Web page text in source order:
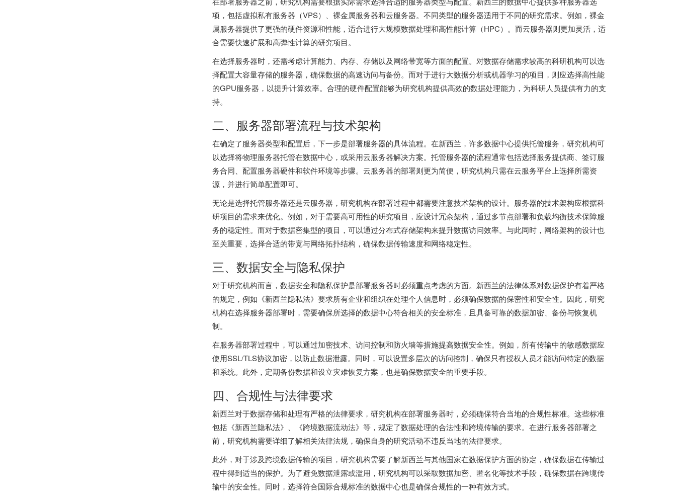
项，包括虚拟私有服务器（VPS）、裸金属服务器和云服务器。不同类型的服务器适用于不同的研究需求。例如，裸金
属服务器提供了更强的硬件资源和性能，适合进行大规模数据处理和高性能计算（HPC）。而云服务器则更加灵活，适
合需要快速扩展和高弹性计算的研究项目。
在选择服务器时，还需考虑计算能力、内存、存储以及网络带宽等方面的配置。对数据存储需求较高的科研机构可以选
择配置大容量存储的服务器，确保数据的高速访问与备份。而对于进行大数据分析或机器学习的项目，则应选择高性能
的GPU服务器，以提升计算效率。合理的硬件配置能够为研究机构提供高效的数据处理能力，为科研人员提供有力的支
持。
二、服务器部署流程与技术架构
在确定了服务器类型和配置后，下一步是部署服务器的具体流程。在新西兰，许多数据中心提供托管服务，研究机构可
以选择将物理服务器托管在数据中心，或采用云服务器解决方案。托管服务器的流程通常包括选择服务提供商、签订服
务合同、配置服务器硬件和软件环境等步骤。云服务器的部署则更为简便，研究机构只需在云服务平台上选择所需资
源，并进行简单配置即可。
无论是选择托管服务器还是云服务器，研究机构在部署过程中都需要注意技术架构的设计。服务器的技术架构应根据科
研项目的需求来优化。例如，对于需要高可用性的研究项目，应设计冗余架构，通过多节点部署和负载均衡技术保障服
务的稳定性。而对于数据密集型的项目，可以通过分布式存储架构来提升数据访问效率。与此同时，网络架构的设计也
至关重要，选择合适的带宽与网络拓扑结构，确保数据传输速度和网络稳定性。
三、数据安全与隐私保护
对于研究机构而言，数据安全和隐私保护是部署服务器时必须重点考虑的方面。新西兰的法律体系对数据保护有着严格
的规定，例如《新西兰隐私法》要求所有企业和组织在处理个人信息时，必须确保数据的保密性和安全性。因此，研究
机构在选择服务器部署时，需要确保所选择的数据中心符合相关的安全标准，且具备可靠的数据加密、备份与恢复机
制。
在服务器部署过程中，可以通过加密技术、访问控制和防火墙等措施提高数据安全性。例如，所有传输中的敏感数据应
使用SSL/TLS协议加密，以防止数据泄露。同时，可以设置多层次的访问控制，确保只有授权人员才能访问特定的数据
和系统。此外，定期备份数据和设立灾难恢复方案，也是确保数据安全的重要手段。
四、合规性与法律要求
新西兰对于数据存储和处理有严格的法律要求，研究机构在部署服务器时，必须确保符合当地的合规性标准。这些标准
包括《新西兰隐私法》、《跨境数据流动法》等，规定了数据处理的合法性和跨境传输的要求。在进行服务器部署之
前，研究机构需要详细了解相关法律法规，确保自身的研究活动不违反当地的法律要求。
此外，对于涉及跨境数据传输的项目，研究机构需要了解新西兰与其他国家在数据保护方面的协定，确保数据在传输过
程中得到适当的保护。为了避免数据泄露或滥用，研究机构可以采取数据加密、匿名化等技术手段，确保数据在跨境传
输中的安全性。同时，选择符合国际合规标准的数据中心也是确保合规性的一种有效方式。